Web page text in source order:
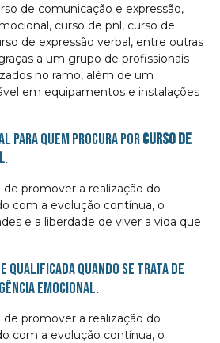
de comunicação e expressão,
curso de pnl, curso de
de expressão verbal, entre outras
a um grupo de profissionais
no ramo, além de um
em equipamentos e instalações
para quem procura porcurso de
.
promover a realização do
com a evolução contínua, o
e a liberdade de viver a vida que
qualificada quando se trata de
Emocional.
promover a realização do
com a evolução contínua, o